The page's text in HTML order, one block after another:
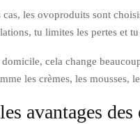
cas, les ovoproduits sont
tu limites les pertes et
cela change
les crèmes, les mousses,
avantages